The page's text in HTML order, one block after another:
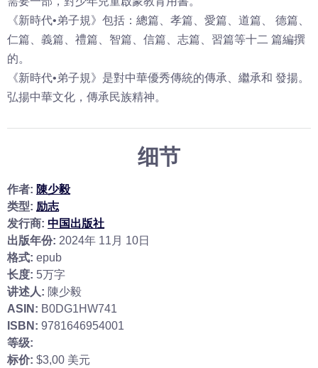
《新時代•弟子規》包括：總篇、孝篇、愛篇、道篇、 德篇、
仁篇、義篇、禮篇、智篇、信篇、志篇、習篇等十二 篇編撰
的。
《新時代•弟子規》是對中華優秀傳統的傳承、繼承和 發揚。
弘揚中華文化，傳承民族精神。
细节
作者: 陳少毅
类型: 励志
发行商: 中国出版社
出版年份: 2024年 11月 10日
格式: epub
长度: 5万字
讲述人: 陳少毅
ASIN: B0DG1HW741
ISBN: 9781646954001
等级:
标价: $3,00 美元